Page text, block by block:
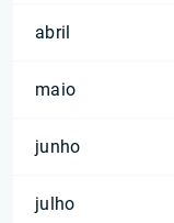
abril
maio
junho
julho